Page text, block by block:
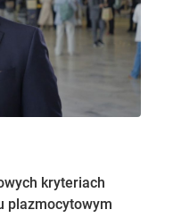
kryteriach
plazmocytowym